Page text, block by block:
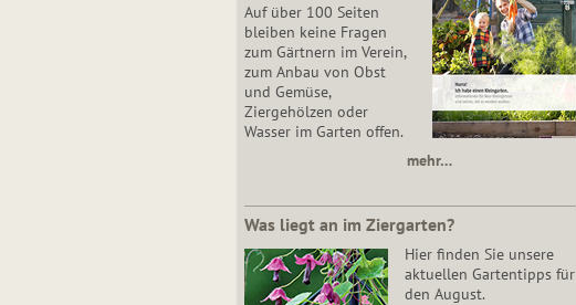
Auf über 100 Seiten
bleiben keine Fragen
zum Gärtnern im Verein,
zum Anbau von Obst
und Gemüse,
Ziergehölzen oder
Wasser im Garten offen.
mehr…
Was liegt an im Ziergarten?
Hier finden Sie unsere
aktuellen Gartentipps für
den August.